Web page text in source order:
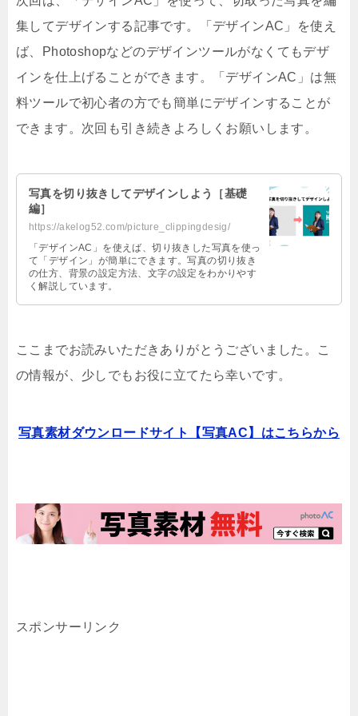
集してデザインする記事です。「デザインAC」を使え
ば、Photoshopなどのデザインツールがなくてもデザ
インを仕上げることができます。「デザインAC」は無
料ツールで初心者の方でも簡単にデザインすることが
できます。次回も引き続きよろしくお願いします。
写真を切り抜きしてデザインしよう［基礎
編］
https://akelog52.com/picture_clippingdesig/
「デザインAC」を使えば、切り抜きした写真を使っ
て「デザイン」が簡単にできます。写真の切り抜き
の仕方、背景の設定方法、文字の設定をわかりやす
く解説しています。
ここまでお読みいただきありがとうございました。こ
の情報が、少しでもお役に立てたら幸いです。
写真素材ダウンロードサイト【写真AC】はこちらから
スポンサーリンク